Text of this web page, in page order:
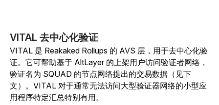
VITAL 去中心化验证
VITAL 是 Reakaked Rollups 的 AVS 层，用于去中心化验
证。它可帮助基于 AltLayer 的上架用户访问验证者网络，
验证名为 SQUAD 的节点网络提出的交易数据（见下
文）。VITAL 对于通常无法访问大型验证器网络的小型应
用程序特定汇总特别有用。